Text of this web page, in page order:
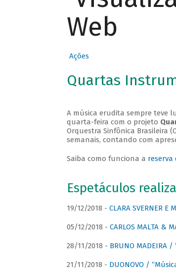
Web
Ações
Quartas
A música erudita sempre teve
quarta-feira com o projeto
Orquestra Sinfônica Brasileira
semanais, contando com
Saiba como funciona a reserva
Espetáculos
19/12/2018 - CLARA SVERNER E
05/12/2018 - CARLOS MALTA &
28/11/2018 - BRUNO MADEIRA
21/11/2018 - DUONOVO /